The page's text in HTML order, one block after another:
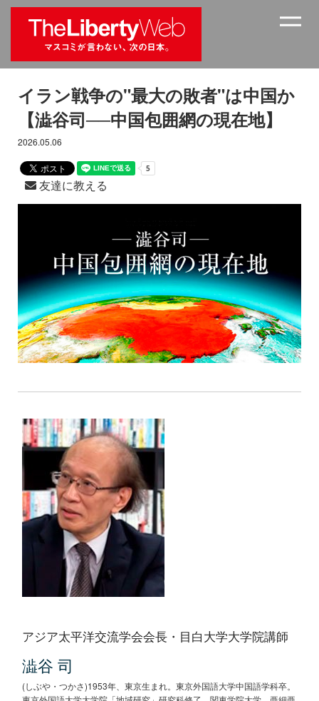
イラン戦争の"最大の敗者"は中国か
【澁谷司──中国包囲網の現在地】
2026.05.06
友達に教える
アジア太平洋交流学会会長・目白大学大学院講師
澁谷 司
(しぶや・つかさ)1953年、東京生まれ。東京外国語大学中国語学科卒。